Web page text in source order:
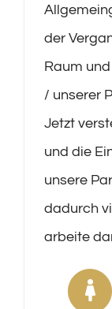
der
Raum
/ unserer
Jetzt
und die
unsere
dadurch
arbeite